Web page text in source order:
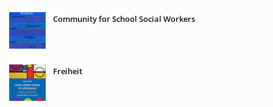
Community for School Social Workers
Freiheit